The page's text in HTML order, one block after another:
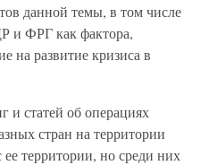
данной темы, в том числе
и ФРГ как фактора,
на развитие кризиса в
и статей об операциях
стран на территории
территории, но среди них